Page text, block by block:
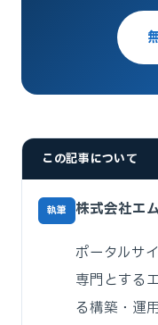
この記事について
執筆 株式会社エ
ポータルサ
専門とする
る構築・運